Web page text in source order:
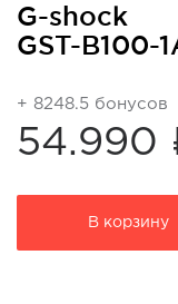
G-shock
GST-B100-
+ 8248.5 бонусов
54.990
В корзину